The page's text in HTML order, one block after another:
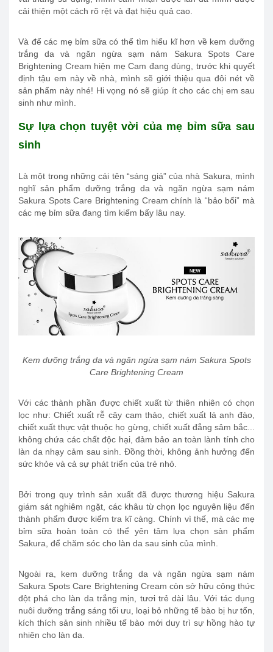
cải thiện một cách rõ rệt và đạt hiệu quả cao.
Và để các mẹ bỉm sữa có thể tìm hiểu kĩ hơn về kem dưỡng
trắng da và ngăn ngừa sạm nám Sakura Spots Care
Brightening Cream hiện mẹ Cam đang dùng, trước khi quyết
định tậu em này về nhà, mình sẽ giới thiệu qua đôi nét về
sản phẩm này nhé! Hi vọng nó sẽ giúp ít cho các chị em sau
sinh như mình.
Sự lựa chọn tuyệt vời của mẹ bỉm sữa sau
sinh
Là một trong những cái tên “sáng giá” của nhà Sakura, mình
nghĩ sản phẩm dưỡng trắng da và ngăn ngừa sạm nám
Sakura Spots Care Brightening Cream chính là “bảo bối” mà
các mẹ bỉm sữa đang tìm kiếm bấy lâu nay.
Kem dưỡng trắng da và ngăn ngừa sạm nám Sakura Spots
Care Brightening Cream
Với các thành phần được chiết xuất từ thiên nhiên có chọn
lọc như: Chiết xuất rễ cây cam thảo, chiết xuất lá anh đào,
chiết xuất thực vật thuộc họ gừng, chiết xuất đẳng sâm bắc...
không chứa các chất độc hại, đảm bảo an toàn lành tính cho
làn da nhạy cảm sau sinh. Đồng thời, không ảnh hưởng đến
sức khỏe và cả sự phát triển của trẻ nhỏ.
Bởi trong quy trình sản xuất đã được thương hiệu Sakura
giám sát nghiêm ngặt, các khâu từ chọn lọc nguyên liệu đến
thành phẩm được kiểm tra kĩ càng. Chính vì thế, mà các mẹ
bỉm sữa hoàn toàn có thể yên tâm lựa chọn sản phẩm
Sakura, để chăm sóc cho làn da sau sinh của mình.
Ngoài ra, kem dưỡng trắng da và ngăn ngừa sạm nám
Sakura Spots Care Brightening Cream còn sở hữu công thức
đột phá cho làn da trắng mịn, tươi trẻ dài lâu. Với tác dụng
nuôi dưỡng trắng sáng tối ưu, loại bỏ những tế bào bị hư tổn,
kích thích sản sinh nhiều tế bào mới duy trì sự hồng hào tự
nhiên cho làn da.